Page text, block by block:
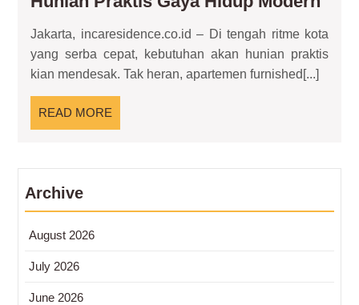
Jakarta, incaresidence.co.id – Di tengah ritme kota
yang serba cepat, kebutuhan akan hunian praktis
kian mendesak. Tak heran, apartemen furnished[...]
READ MORE
MORE
Archive
August 2026
July 2026
June 2026